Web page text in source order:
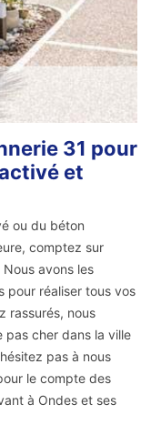
31 pour
et
ou du béton
comptez sur
avons les
pour réaliser tous vos
rassurés, nous
pas cher dans la ville
pas à nous
le compte des
à Ondes et ses